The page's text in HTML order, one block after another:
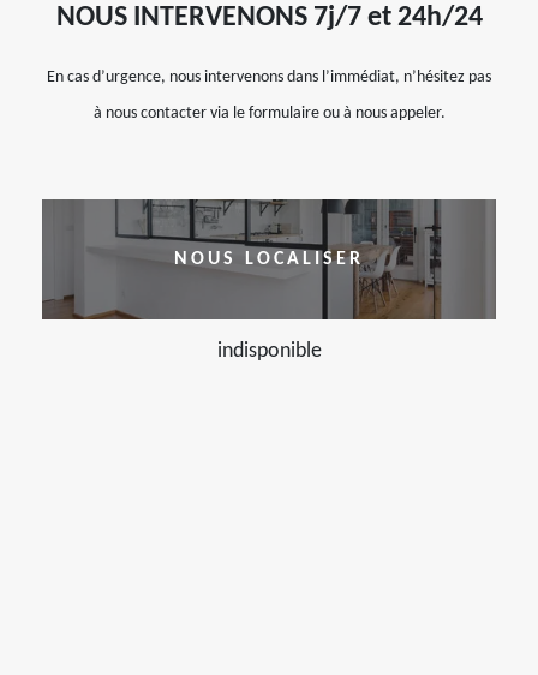
NOUS INTERVENONS 7j/7 et 24h/24
En cas d’urgence, nous intervenons dans l’immédiat, n’hésitez pas
à nous contacter via le formulaire ou à nous appeler.
NOUS LOCALISER
indisponible